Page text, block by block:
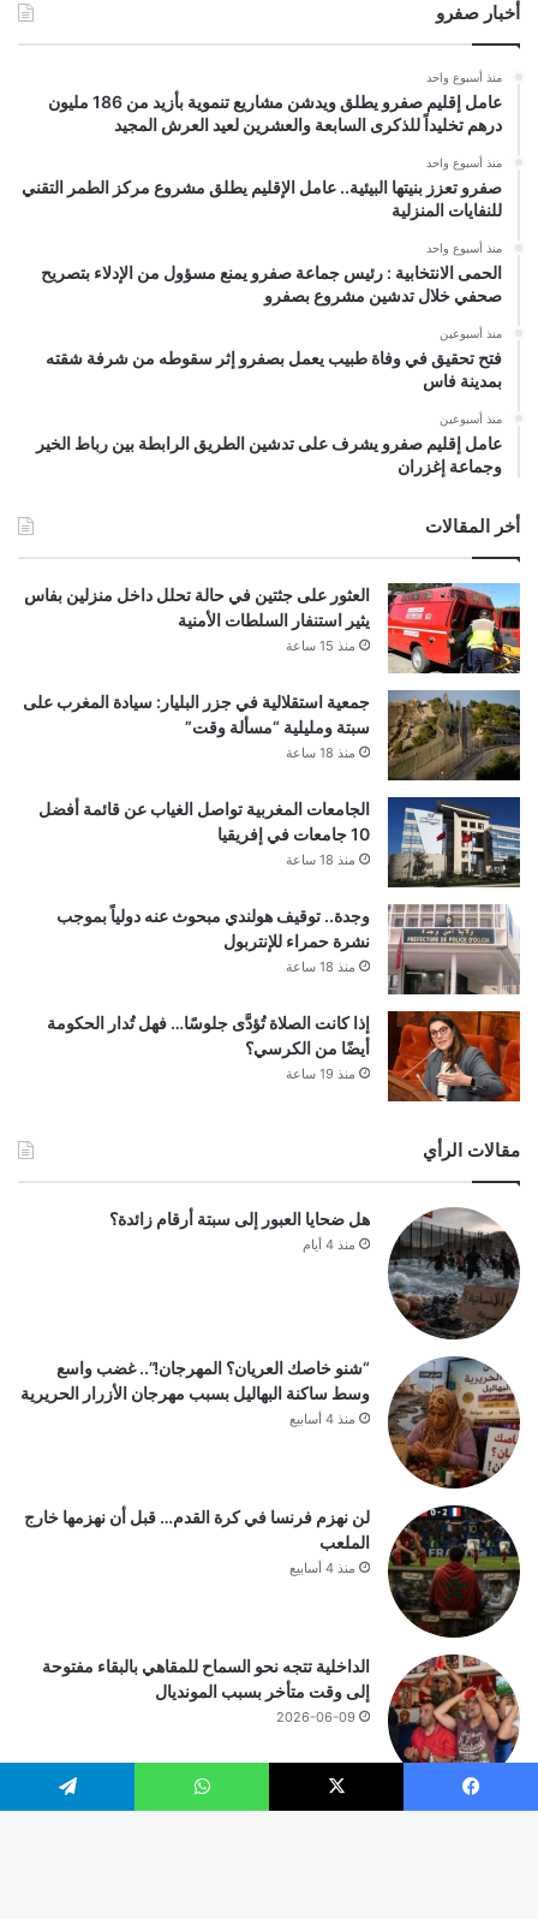
أخبار صفرو
منذ أسبوع واحد
عامل إقليم صفرو يطلق ويدشن مشاريع تنموية بأزيد من 186 مليون
درهم تخليداً للذكرى السابعة والعشرين لعيد العرش المجيد
منذ أسبوع واحد
صفرو تعزز بنيتها البيئية.. عامل الإقليم يطلق مشروع مركز الطمر التقني
للنفايات المنزلية
منذ أسبوع واحد
الحمى الانتخابية : رئيس جماعة صفرو يمنع مسؤول من الإدلاء بتصريح
صحفي خلال تدشين مشروع بصفرو
منذ أسبوعين
فتح تحقيق في وفاة طبيب يعمل بصفرو إثر سقوطه من شرفة شقته
بمدينة فاس
منذ أسبوعين
عامل إقليم صفرو يشرف على تدشين الطريق الرابطة بين رباط الخير
وجماعة إغزران
أخر المقالات
العثور على جثتين في حالة تحلل داخل منزلين بفاس
يثير استنفار السلطات الأمنية
منذ 15 ساعة
جمعية استقلالية في جزر البليار: سيادة المغرب على
سبتة ومليلية “مسألة وقت”
منذ 18 ساعة
الجامعات المغربية تواصل الغياب عن قائمة أفضل
10 جامعات في إفريقيا
منذ 18 ساعة
وجدة.. توقيف هولندي مبحوث عنه دولياً بموجب
نشرة حمراء للإنتربول
منذ 18 ساعة
إذا كانت الصلاة تُؤدَّى جلوسًا… فهل تُدار الحكومة
أيضًا من الكرسي؟
منذ 19 ساعة
مقالات الرأي
هل ضحايا العبور إلى سبتة أرقام زائدة؟
منذ 4 أيام
“شنو خاصك العريان؟ المهرجان!”.. غضب واسع
وسط ساكنة البهاليل بسبب مهرجان الأزرار الحريرية
منذ 4 أسابيع
لن نهزم فرنسا في كرة القدم… قبل أن نهزمها خارج
الملعب
منذ 4 أسابيع
الداخلية تتجه نحو السماح للمقاهي بالبقاء مفتوحة
إلى وقت متأخر بسبب المونديال
2026-06-09
فيسبوك ‫X واتساب تيلقرام